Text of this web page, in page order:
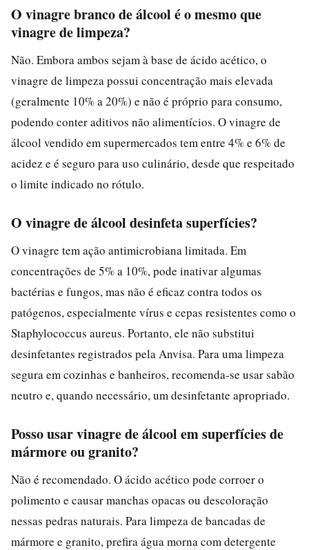
O vinagre branco de álcool é o mesmo que
vinagre de limpeza?
Não. Embora ambos sejam à base de ácido acético, o
vinagre de limpeza possui concentração mais elevada
(geralmente 10% a 20%) e não é próprio para consumo,
podendo conter aditivos não alimentícios. O vinagre de
álcool vendido em supermercados tem entre 4% e 6% de
acidez e é seguro para uso culinário, desde que respeitado
o limite indicado no rótulo.
O vinagre de álcool desinfeta superfícies?
O vinagre tem ação antimicrobiana limitada. Em
concentrações de 5% a 10%, pode inativar algumas
bactérias e fungos, mas não é eficaz contra todos os
patógenos, especialmente vírus e cepas resistentes como o
Staphylococcus aureus. Portanto, ele não substitui
desinfetantes registrados pela Anvisa. Para uma limpeza
segura em cozinhas e banheiros, recomenda-se usar sabão
neutro e, quando necessário, um desinfetante apropriado.
Posso usar vinagre de álcool em superfícies de
mármore ou granito?
Não é recomendado. O ácido acético pode corroer o
polimento e causar manchas opacas ou descoloração
nessas pedras naturais. Para limpeza de bancadas de
mármore e granito, prefira água morna com detergente